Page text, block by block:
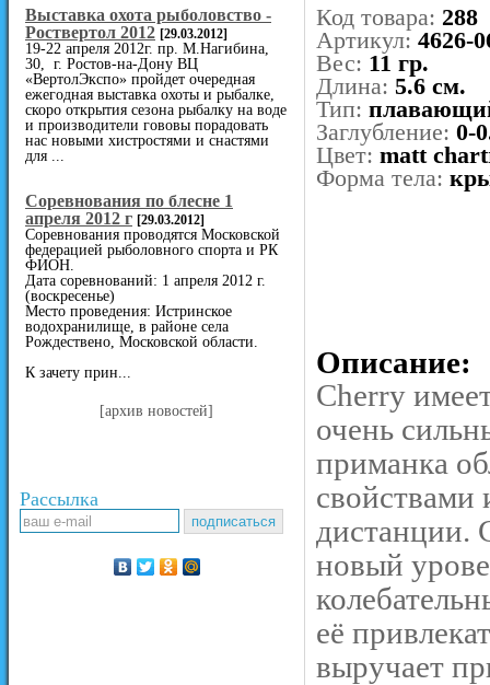
Выставка охота рыболовство -
Роствертол 2012 [29.03.2012]
19-22 апреля 2012г. пр. М.Нагибина,
30, г. Ростов-на-Дону ВЦ
«ВертолЭкспо» пройдет очередная
ежегодная выставка охоты и рыбалке,
скоро открытия сезона рыбалку на воде
и производители гововы порадовать
нас новыми хистростями и снастями
для ...
Cоревнования по блесне 1
апреля 2012 г [29.03.2012]
Соревнования проводятся Московской
федерацией рыболовного спорта и РК
ФИОН.
Дата соревнований: 1 апреля 2012 г.
(воскресенье)
Место проведения: Истринское
водохранилище, в районе села
Рождествено, Московской области.
К зачету прин...
[архив новостей]
Рассылка
Код товара: 288
Артикул: 4626-
Вес: 11 гр.
Длина: 5.6 см.
Тип:
Заглубление: 0-
Цвет: matt
Форма тела:
Описание:
Cherry
очень
приманка
свойствами
дистанции.
новый
её
выручает